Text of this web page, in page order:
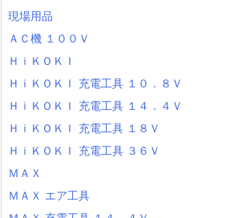
現場用品
ＡＣ機 １００Ｖ
ＨｉＫＯＫＩ
ＨｉＫＯＫＩ 充電工具 １０．８Ｖ
ＨｉＫＯＫＩ 充電工具 １４．４Ｖ
ＨｉＫＯＫＩ 充電工具 １８Ｖ
ＨｉＫＯＫＩ 充電工具 ３６Ｖ
ＭＡＸ
ＭＡＸ エア工具